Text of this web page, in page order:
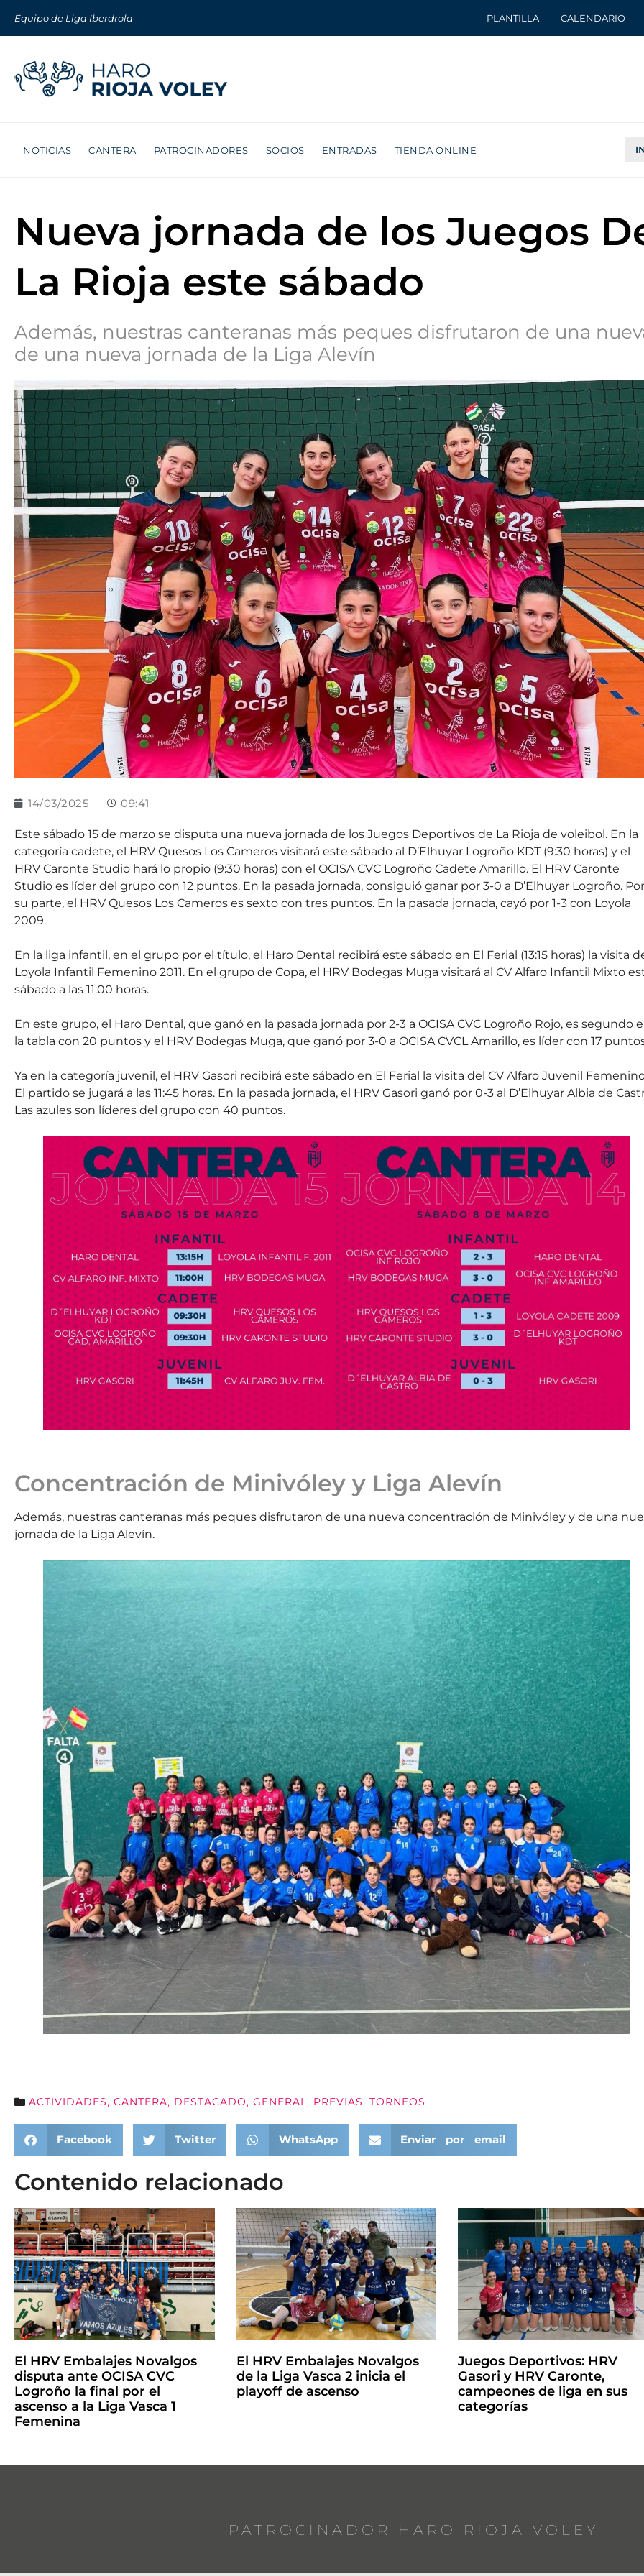
Equipo de Liga Iberdrola PLANTILLA CALENDARIO
NOTICIAS CANTERA PATROCINADORES SOCIOS ENTRADAS TIENDA ONLINE
Nueva jornada de los Juegos
La Rioja este sábado
Además, nuestras canteranas más peques disfrutaron de una
de una nueva jornada de la Liga Alevín
14/03/2025 09:41
Este sábado 15 de marzo se disputa una nueva jornada de los Juegos Deportivos de La Rioja de voleibol. En la
categoría cadete, el HRV Quesos Los Cameros visitará este sábado al D’Elhuyar Logroño KDT (9:30 horas) y el
HRV Caronte Studio hará lo propio (9:30 horas) con el OCISA CVC Logroño Cadete Amarillo. El HRV Caronte
Studio es líder del grupo con 12 puntos. En la pasada jornada, consiguió ganar por 3-0 a D’Elhuyar Logroño. Por
su parte, el HRV Quesos Los Cameros es sexto con tres puntos. En la pasada jornada, cayó por 1-3 con Loyola
2009.
En la liga infantil, en el grupo por el título, el Haro Dental recibirá este sábado en El Ferial (13:15 horas) la visita
Loyola Infantil Femenino 2011. En el grupo de Copa, el HRV Bodegas Muga visitará al CV Alfaro Infantil Mixto
sábado a las 11:00 horas.
En este grupo, el Haro Dental, que ganó en la pasada jornada por 2-3 a OCISA CVC Logroño Rojo, es segundo
la tabla con 20 puntos y el HRV Bodegas Muga, que ganó por 3-0 a OCISA CVCL Amarillo, es líder con 17
Ya en la categoría juvenil, el HRV Gasori recibirá este sábado en El Ferial la visita del CV Alfaro Juvenil
El partido se jugará a las 11:45 horas. En la pasada jornada, el HRV Gasori ganó por 0-3 al D’Elhuyar Albia de
Las azules son líderes del grupo con 40 puntos.
Concentración de Minivóley y Liga Alevín
Además, nuestras canteranas más peques disfrutaron de una nueva concentración de Minivóley y de una
jornada de la Liga Alevín.
ACTIVIDADES, CANTERA, DESTACADO, GENERAL , PREVIAS, TORNEOS
Facebook Twitter WhatsApp Enviar por email
Contenido relacionado
El HRV Embalajes Novalgos
disputa ante OCISA CVC
Logroño la final por el
ascenso a la Liga Vasca 1
Femenina
El HRV Embalajes Novalgos
de la Liga Vasca 2 inicia el
playoff de ascenso
Juegos Deportivos: HRV
Gasori y HRV Caronte,
campeones de liga en sus
categorías
PATROCINADOR HARO RIOJA VOLEY